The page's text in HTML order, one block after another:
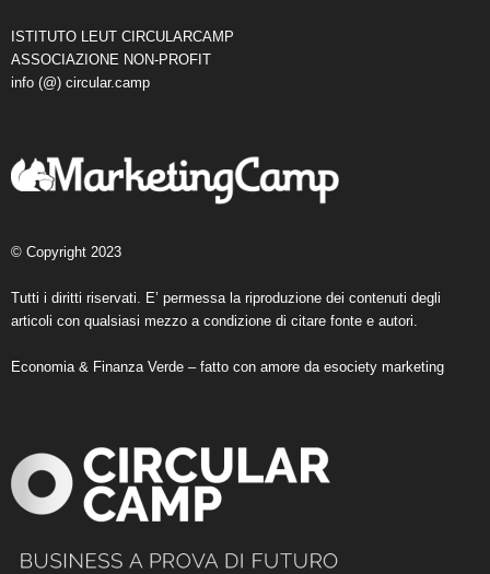
ISTITUTO LEUT CIRCULARCAMP
ASSOCIAZIONE NON-PROFIT
info (@) circular.camp
© Copyright 2023
Tutti i diritti riservati. E’ permessa la riproduzione dei contenuti degli
articoli con qualsiasi mezzo a condizione di citare fonte e autori.
Economia & Finanza Verde – fatto con amore da esociety marketing